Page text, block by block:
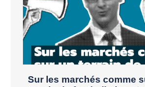
Sur les marchés comme